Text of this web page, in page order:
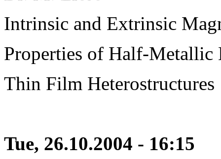
Intrinsic and Extrinsic
Properties of Half-Metallic
Thin Film Heterostructures
Tue, 26.10.2004 - 16:15